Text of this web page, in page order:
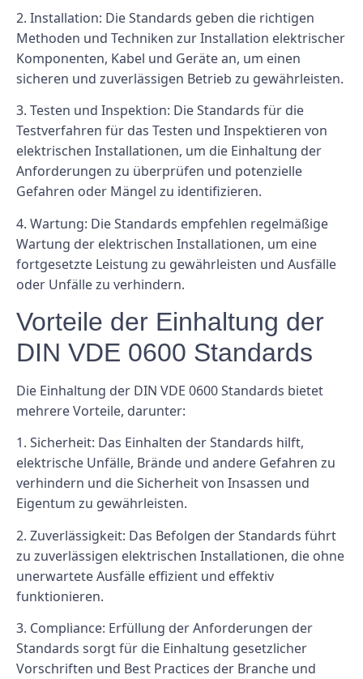
2. Installation: Die Standards geben die richtigen
Methoden und Techniken zur Installation elektrischer
Komponenten, Kabel und Geräte an, um einen
sicheren und zuverlässigen Betrieb zu gewährleisten.
3. Testen und Inspektion: Die Standards für die
Testverfahren für das Testen und Inspektieren von
elektrischen Installationen, um die Einhaltung der
Anforderungen zu überprüfen und potenzielle
Gefahren oder Mängel zu identifizieren.
4. Wartung: Die Standards empfehlen regelmäßige
Wartung der elektrischen Installationen, um eine
fortgesetzte Leistung zu gewährleisten und Ausfälle
oder Unfälle zu verhindern.
Vorteile der Einhaltung der
DIN VDE 0600 Standards
Die Einhaltung der DIN VDE 0600 Standards bietet
mehrere Vorteile, darunter:
1. Sicherheit: Das Einhalten der Standards hilft,
elektrische Unfälle, Brände und andere Gefahren zu
verhindern und die Sicherheit von Insassen und
Eigentum zu gewährleisten.
2. Zuverlässigkeit: Das Befolgen der Standards führt
zu zuverlässigen elektrischen Installationen, die ohne
unerwartete Ausfälle effizient und effektiv
funktionieren.
3. Compliance: Erfüllung der Anforderungen der
Standards sorgt für die Einhaltung gesetzlicher
Vorschriften und Best Practices der Branche und